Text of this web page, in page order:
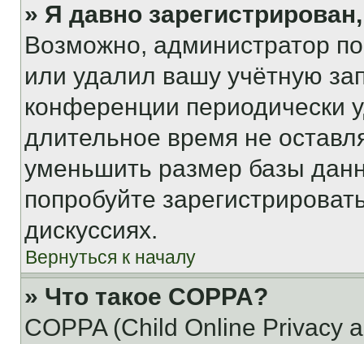
» Я давно
Возможно, администратор
или удалил вашу учётную
конференции периодически
длительное время не
уменьшить размер базы
попробуйте
дискуссиях.
Вернуться к началу
» Что такое COPPA?
COPPA (Child Online Privacy